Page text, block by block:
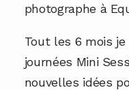
photographe à
Tout les 6 mois je
journées Mini
nouvelles idées